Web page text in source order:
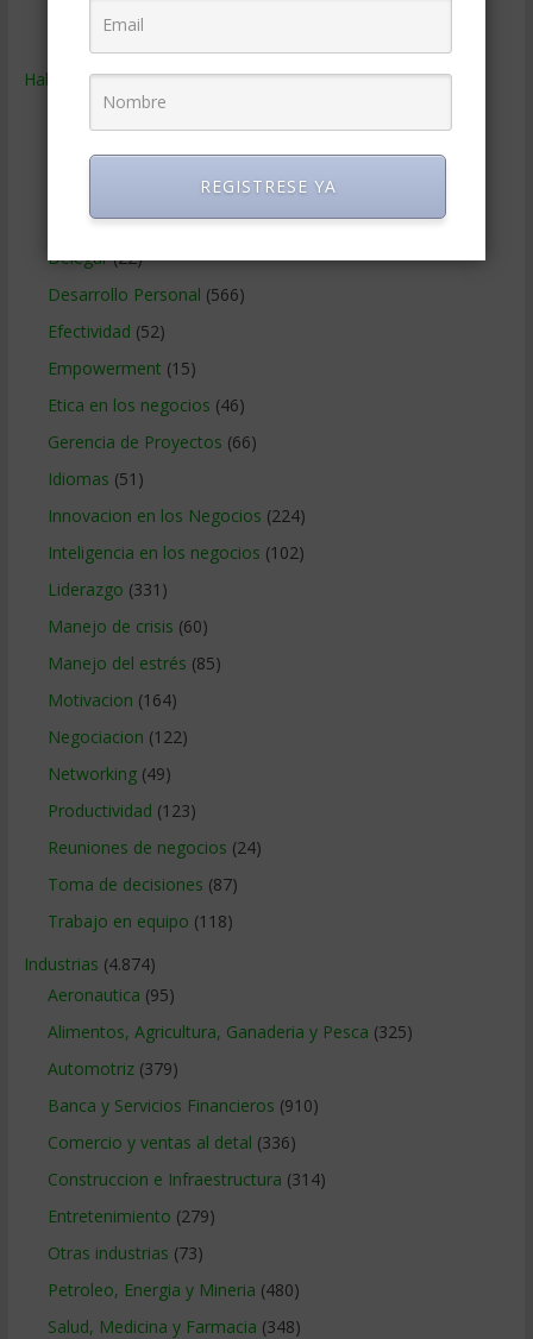
(242)
Habilidades(2.843)
Administracion del tiempo
Comunicacion en los negocios(180)
Creatividad en la empresa(96)
Delegar(22)
Desarrollo Personal (566)
Efectividad (52)
Empowerment (15)
Etica en los negocios (46)
Gerencia de Proyectos (66)
Idiomas (51)
Innovacion en los Negocios (224)
Inteligencia en los negocios (102)
Liderazgo (331)
Manejo de crisis (60)
Manejo del estrés (85)
Motivacion (164)
Negociacion (122)
Networking(49)
Productividad (123)
Reuniones de negocios (24)
Toma de decisiones (87)
Trabajo en equipo (118)
Industrias (4.874)
Aeronautica (95)
Alimentos, Agricultura, Ganaderia y Pesca (325)
Automotriz(379)
Banca y Servicios Financieros (910)
Comercio y ventas al detal (336)
Construccion e Infraestructura (314)
Entretenimiento (279)
Otras industrias (73)
Petroleo, Energia y Mineria (480)
Salud, Medicina y Farmacia (348)
REGISTRESE YA